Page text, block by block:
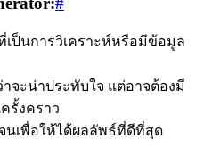
เป็นการวิเคราะห์หรือมีข้อมูล
าจะน่าประทับใจ แต่อาจต้องมี
รั้งคราว
นเพื่อให้ได้ผลลัพธ์ที่ดีที่สุด